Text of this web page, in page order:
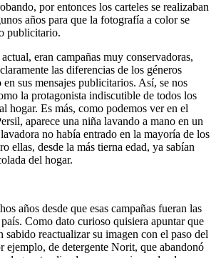
por entonces los carteles se realizaban
años para que la fotografía a color se
publicitario.
eran campañas muy conservadoras,
las diferencias de los géneros
sus mensajes publicitarios. Así, se nos
la protagonista indiscutible de todos los
hogar. Es más, como podemos ver en el
aparece una niña lavando a mano en un
no había entrado en la mayoría de los
ellas, desde la más tierna edad, ya sabían
del hogar.
años desde que esas campañas fueran las
Como dato curioso quisiera apuntar que
sabido reactualizar su imagen con el paso del
ejemplo, de detergente Norit, que abandonó